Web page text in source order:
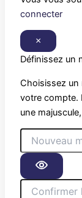
connecter
×
Définissez un
Choisissez un
votre compte.
une